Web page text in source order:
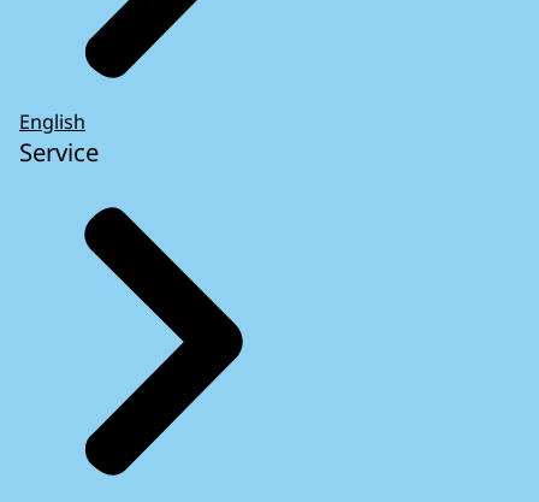
English
Service